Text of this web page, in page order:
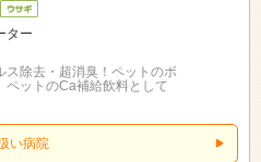
ター
ス除去・超消臭！ペットのボ
ペットのCa補給飲料として
い病院